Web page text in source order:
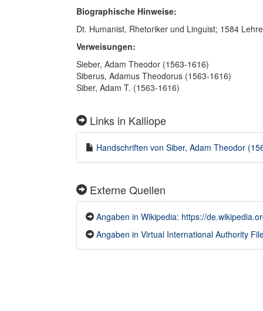
Biographische Hinweise:
Dt. Humanist, Rhetoriker und Linguist; 1584
Verweisungen:
Sieber, Adam Theodor (1563-1616)
Siberus, Adamus Theodorus (1563-1616)
Siber, Adam T. (1563-1616)
Links in Kalliope
Handschriften von Siber, Adam Theodor
Externe Quellen
Angaben in Wikipedia: https://
Angaben in Virtual International Authority